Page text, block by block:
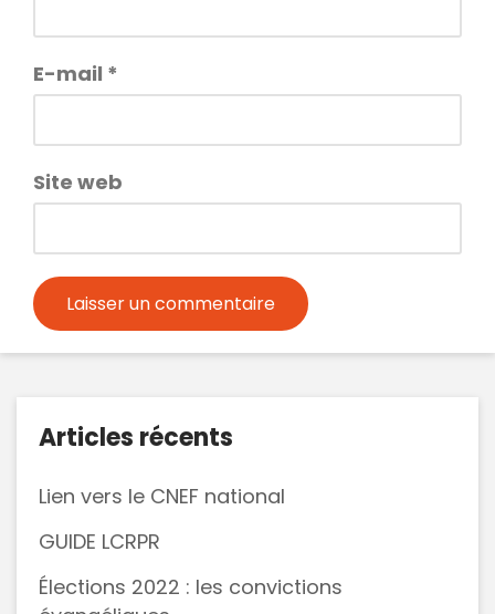
E-mail *
Site web
Articles récents
Lien vers le CNEF national
GUIDE LCRPR
Élections 2022 : les convictions